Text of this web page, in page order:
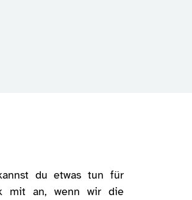
du etwas tun für
mit an, wenn wir die